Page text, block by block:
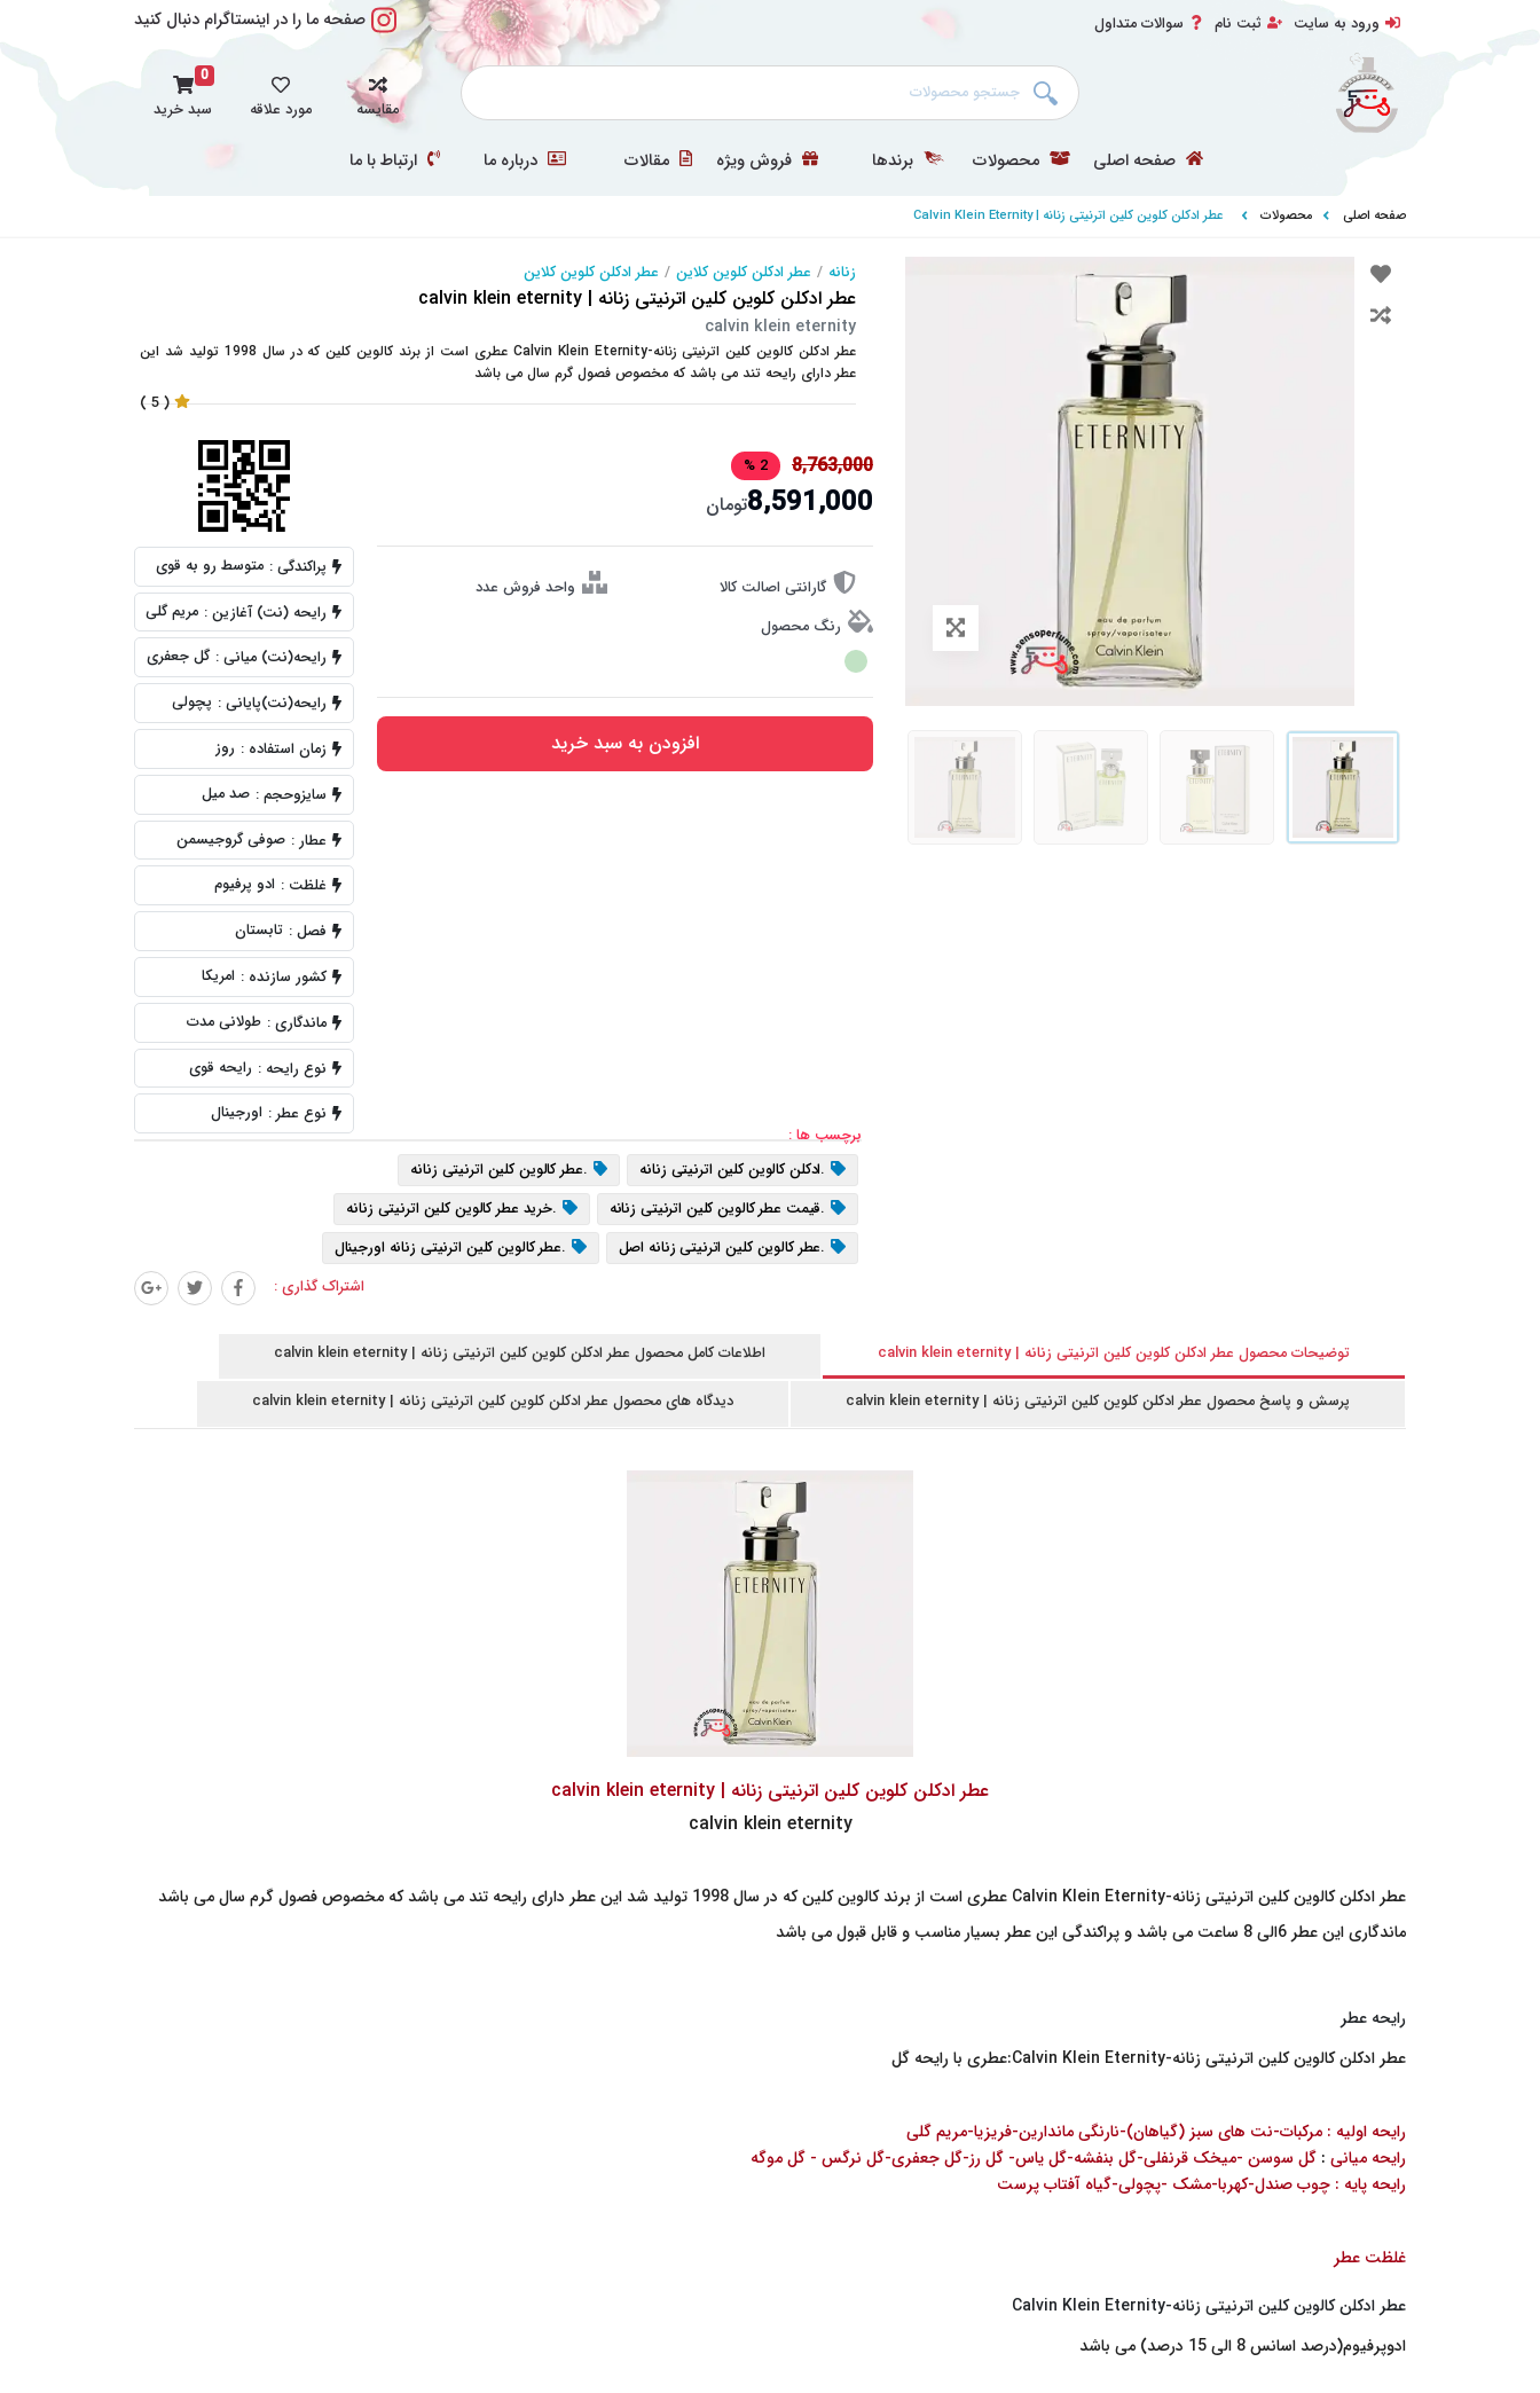
ورود به سایت ثبت نام سوالات متداول صفحه ما را در اینستاگرام دنبال کنید
مقایسه مورد علاقه
0
سبد خرید
صفحه اصلی محصولات برندها فروش ویژه مقالات درباره ما ارتباط با ما
صفحه اصلی محصولات عطر ادکلن کلوین کلین اترنیتی زنانه | Calvin Klein Eternity
زنانه / عطر ادکلن کلوین کلاین / عطر ادکلن کلوین کلاین
عطر ادکلن کلوین کلین اترنیتی زنانه | calvin klein eternity
calvin klein eternity
عطر ادکلن کالوین کلین اترنیتی زنانه-Calvin Klein Eternity عطری است از برند کالوین کلین که در سال 1998 تولید شد این
عطر دارای رایحه تند می باشد که مخصوص فصول گرم سال می باشد
( 5 )
8,763,000
2 %
8,591,000تومان
گارانتی اصالت کالا
واحد فروش عدد
رنگ محصول
افزودن به سبد خرید
پراکندگی : متوسط رو به قوی
رایحه (نت) آغازین : مریم گلی
رایحه(نت) میانی : گل جعفری
رایحه(نت)پایانی : پچولی
زمان استفاده : روز
سایزوحجم : صد میل
عطار : صوفی گروجیسمن
غلظت : ادو پرفیوم
فصل : تابستان
کشور سازنده : امریکا
ماندگاری : طولانی مدت
نوع رایحه : رایحه قوی
نوع عطر : اورجینال
برچسب ها :
.ادکلن کالوین کلین اترنیتی زنانه
.عطر کالوین کلین اترنیتی زنانه
.قیمت عطر کالوین کلین اترنیتی زنانه
.خرید عطر کالوین کلین اترنیتی زنانه
.عطر کالوین کلین اترنیتی زنانه اصل
.عطر کالوین کلین اترنیتی زنانه اورجینال
.قیمت Calvin Klein Eternity
.ادکلن کلوین کلین اترنیتی زنانه
.عطر کالوین کلاین اترنیتی زنانه
.قیمت عطر کلوین کلاین اترنیتی زنانه
.خرید عطر کالوین کلین اترنیتی زنانه
اشتراک گذاری :
توضیحات محصول عطر ادکلن کلوین کلین اترنیتی زنانه | calvin klein eternity اطلاعات کامل محصول عطر ادکلن کلوین کلین اترنیتی زنانه | calvin klein eternity
پرسش و پاسخ محصول عطر ادکلن کلوین کلین اترنیتی زنانه | calvin klein eternity دیدگاه های محصول عطر ادکلن کلوین کلین اترنیتی زنانه | calvin klein eternity
عطر ادکلن کلوین کلین اترنیتی زنانه | calvin klein eternity
calvin klein eternity
عطر ادکلن کالوین کلین اترنیتی زنانه-Calvin Klein Eternity عطری است از برند کالوین کلین که در سال 1998 تولید شد این عطر دارای رایحه تند می باشد که مخصوص فصول گرم سال می باشد
ماندگاری این عطر 6الی 8 ساعت می باشد و پراکندگی این عطر بسیار مناسب و قابل قبول می باشد
رایحه عطر
عطر ادکلن کالوین کلین اترنیتی زنانه-Calvin Klein Eternity:عطری با رایحه گل
رایحه اولیه : مرکبات-نت های سبز (گیاهان)-نارنگی ماندارین-فریزیا-مریم گلی
رایحه میانی : گل سوسن -میخک قرنفلی-گل بنفشه-گل یاس- گل رز-گل جعفری-گل نرگس - گل موگه
رایحه پایه : چوب صندل-کهربا-مشک -پچولی-گیاه آفتاب پرست
غلظت عطر
عطر ادکلن کالوین کلین اترنیتی زنانه-Calvin Klein Eternity
ادوپرفیوم(درصد اسانس 8 الی 15 درصد) می باشد